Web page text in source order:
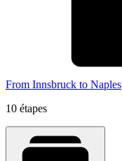
From Innsbruck to Naples
10 étapes